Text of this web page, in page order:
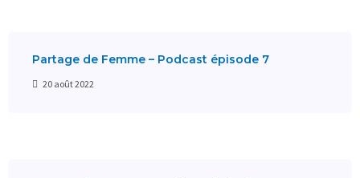
Partage de Femme – Podcast épisode 7
20 août 2022